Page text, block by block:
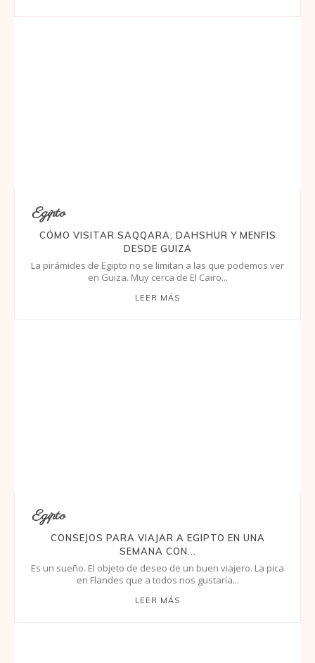
Egipto
CÓMO VISITAR SAQQARA, DAHSHUR Y MENFIS
DESDE GUIZA
La pirámides de Egipto no se limitan a las que podemos ver
en Guiza. Muy cerca de El Cairo...
LEER MÁS
Egipto
CONSEJOS PARA VIAJAR A EGIPTO EN UNA
SEMANA CON...
Es un sueño. El objeto de deseo de un buen viajero. La pica
en Flandes que a todos nos gustaría...
LEER MÁS